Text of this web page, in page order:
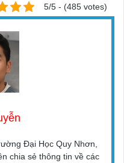
5/5 - (485 votes)
Đại Học Quy Nhơn,
chia sẻ thông tin về các